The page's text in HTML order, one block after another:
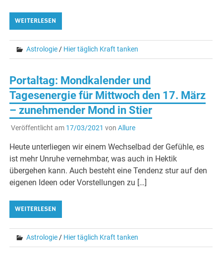
WEITERLESEN
Astrologie/ Hier täglich Kraft tanken
Portaltag: Mondkalender und
Tagesenergie für Mittwoch den 17. März
– zunehmender Mond in Stier
Veröffentlicht am 17/03/2021 von Allure
Heute unterliegen wir einem Wechselbad der Gefühle, es
ist mehr Unruhe vernehmbar, was auch in Hektik
übergehen kann. Auch besteht eine Tendenz stur auf den
eigenen Ideen oder Vorstellungen zu […]
WEITERLESEN
Astrologie / Hier täglich Kraft tanken